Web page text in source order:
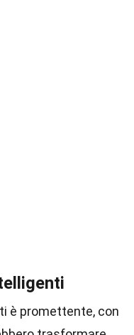
è promettente, con